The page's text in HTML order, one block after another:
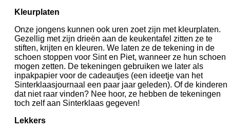
Kleurplaten
Onze jongens kunnen ook uren zoet zijn met kleurplaten.
Gezellig met zijn drieën aan de keukentafel zitten ze te
stiften, krijten en kleuren. We laten ze de tekening in de
schoen stoppen voor Sint en Piet, wanneer ze hun schoen
mogen zetten. De tekeningen gebruiken we later als
inpakpapier voor de cadeautjes (een ideetje van het
Sinterklaasjournaal een paar jaar geleden). Of de kinderen
dat niet raar vinden? Nee hoor, ze hebben de tekeningen
toch zelf aan Sinterklaas gegeven!
Lekkers